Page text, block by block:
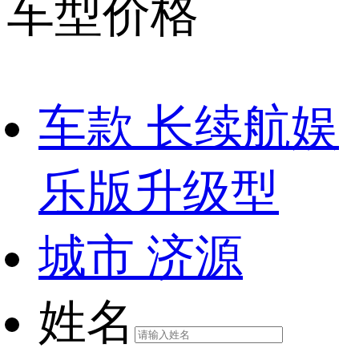
车型价格
车款 长续航娱
乐版升级型
城市 济源
姓名